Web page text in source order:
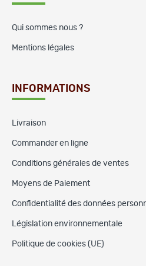
Qui sommes nous ?
Mentions légales
INFORMATIONS
Livraison
Commander en ligne
Conditions générales de ventes
Moyens de Paiement
Confidentialité des données
Législation environnementale
Politique de cookies (UE)